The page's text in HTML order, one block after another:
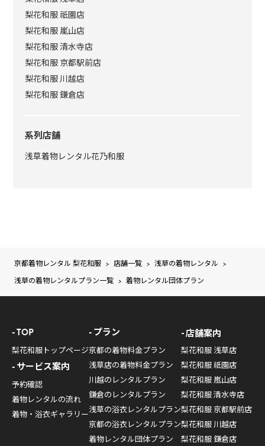
梨花和服 祇園店
梨花和服 嵐山店
梨花和服 清水寺店
梨花和服 京都駅前店
梨花和服 川越店
梨花和服 鎌倉店
系列店舗
浅草着物レンタル花乃和服
京都着物レンタル 梨花和服 > 店舗一覧 > 浅草の着物レンタル >
浅草の着物レンタルプラン一覧 > 着物レンタル団体プラン
TOP
梨花和服トップページ
サービス案内
予約確認
着物レンタルの流れ
着物・浴衣ギャラリー
プラン
京都の着物料金プラン
浅草店の着物料金プラン
川越のレンタルプラン
鎌倉のレンタルプラン
浅草の浴衣レンタルプラン
京都の浴衣レンタルプラン
着物レンタル団体プラン
店舗案内
梨花和服 浅草店
梨花和服 祇園店
梨花和服 嵐山店
梨花和服 清水寺店
梨花和服 京都駅前店
梨花和服 川越店
梨花和服 鎌倉店